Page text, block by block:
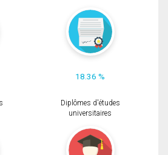
18.36 %
Diplômes d'études
universitaires